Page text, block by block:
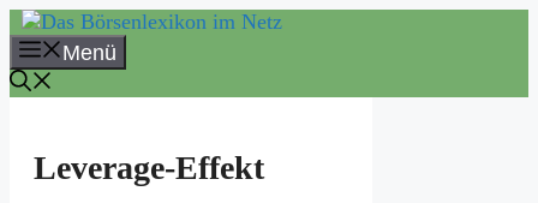
Zum
Inhalt
springenMenü
Leverage-Effekt